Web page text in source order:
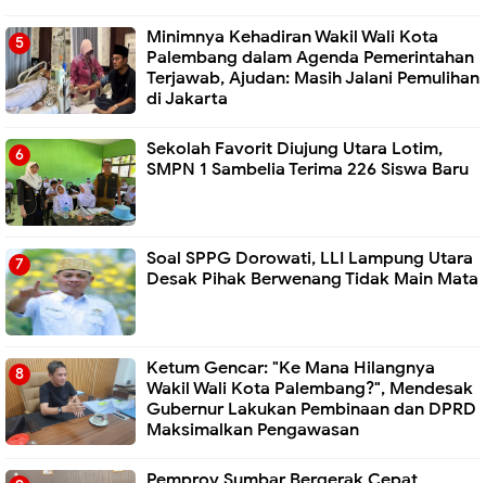
Minimnya Kehadiran Wakil Wali Kota
Palembang dalam Agenda Pemerintahan
Terjawab, Ajudan: Masih Jalani Pemulihan
di Jakarta
Sekolah Favorit Diujung Utara Lotim,
SMPN 1 Sambelia Terima 226 Siswa Baru ‎
Soal SPPG Dorowati, LLI Lampung Utara
Desak Pihak Berwenang Tidak Main Mata
Ketum Gencar: "Ke Mana Hilangnya
Wakil Wali Kota Palembang?", Mendesak
Gubernur Lakukan Pembinaan dan DPRD
Maksimalkan Pengawasan